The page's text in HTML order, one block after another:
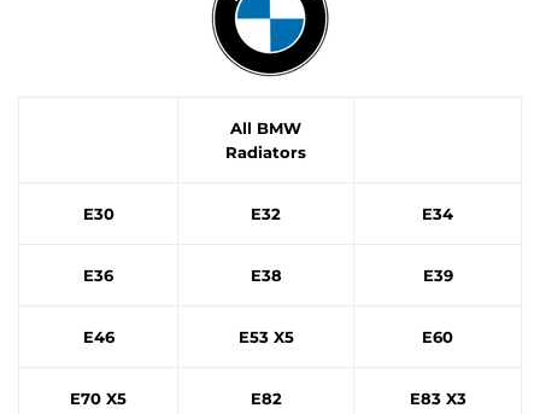
All BMW
Radiators
E30 E32 E34
E36 E38 E39
E46 E53 X5 E60
E70 X5 E82 E83 X3